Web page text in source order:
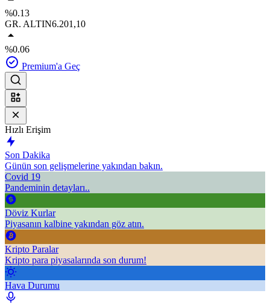
%0.13
GR. ALTIN6.201,10
%0.06
Premium'a Geç
Hızlı Erişim
Son Dakika
Günün son gelişmelerine yakından bakın.
Covid 19
Pandeminin detayları..
Döviz Kurlar
Piyasanın kalbine yakından göz atın.
Kripto Paralar
Kripto para piyasalarında son durum!
Hava Durumu